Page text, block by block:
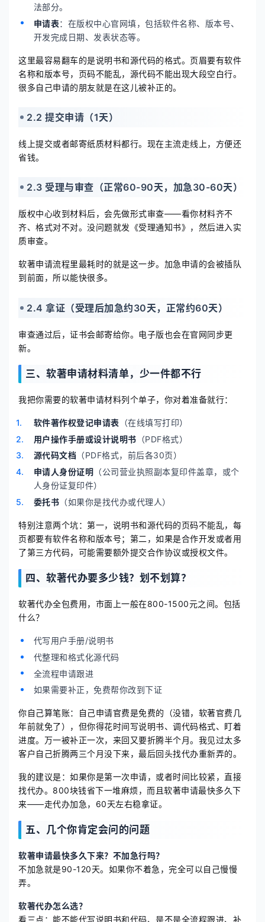
法部分。
申请表：在版权中心官网填，包括软件名称、版本号、
开发完成日期、发表状态等。
这里最容易翻车的是说明书和源代码的格式。页眉要有软件
名称和版本号，页码不能乱，源代码不能出现大段空白行。
很多自己申请的朋友就是在这儿被补正的。
2.2 提交申请（1天）
线上提交或者邮寄纸质材料都行。现在主流走线上，方便还
省钱。
2.3 受理与审查（正常60-90天，加急30-60天）
版权中心收到材料后，会先做形式审查——看你材料齐不
齐、格式对不对。没问题就发《受理通知书》，然后进入实
质审查。
软著申请流程里最耗时的就是这一步。加急申请的会被插队
到前面，所以能快很多。
2.4 拿证（受理后加急约30天，正常约60天）
审查通过后，证书会邮寄给你。电子版也会在官网同步更
新。
三、软著申请材料清单，少一件都不行
我把你需要的软著申请材料列个单子，你对着准备就行：
软件著作权登记申请表 （在线填写打印）
用户操作手册或设计说明书 （PDF格式）
源代码文档 （PDF格式，前后各30页）
申请人身份证明 （公司营业执照副本复印件盖章，或个
人身份证复印件）
委托书 （如果你是找代办或代理人）
特别注意两个坑：第一，说明书和源代码的页码不能乱，每
页都要有软件名称和版本号；第二，如果是合作开发或者用
了第三方代码，可能需要额外提交合作协议或授权文件。
四、软著代办要多少钱？划不划算？
软著代办全包费用，市面上一般在800-1500元之间。包括
什么？
代写用户手册/说明书
代整理和格式化源代码
全流程申请跟进
如果需要补正，免费帮你改到下证
你自己算笔账：自己申请官费是免费的（没错，软著官费几
年前就免了），但你得花时间写说明书、调代码格式、盯着
进度。万一被补正一次，来回又要折腾半个月。我见过太多
客户自己折腾两三个月没下来，最后回头找代办重新弄的。
我的建议是：如果你是第一次申请，或者时间比较紧，直接
找代办。800块钱省下一堆麻烦，而且软著申请最快多久下
来——走代办加急，60天左右稳拿证。
五、几个你肯定会问的问题
软著申请最快多久下来？不加急行吗？
不加急就是90-120天。如果你不着急，完全可以自己慢慢
弄。
软著代办怎么选？
看三点：能不能代写说明书和代码、是不是全流程跟进、补